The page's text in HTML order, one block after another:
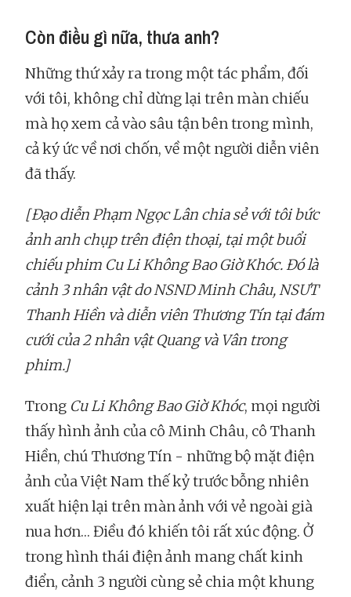
Còn điều gì nữa, thưa anh?
Những thứ xảy ra trong một tác phẩm, đối
với tôi, không chỉ dừng lại trên màn chiếu
mà họ xem cả vào sâu tận bên trong mình,
cả ký ức về nơi chốn, về một người diễn viên
đã thấy.
[Đạo diễn Phạm Ngọc Lân chia sẻ với tôi bức
ảnh anh chụp trên điện thoại, tại một buổi
chiếu phim Cu Li Không Bao Giờ Khóc. Đó là
cảnh 3 nhân vật do NSND Minh Châu, NSƯT
Thanh Hiền và diễn viên Thương Tín tại đám
cưới của 2 nhân vật Quang và Vân trong
phim.]
Trong Cu Li Không Bao Giờ Khóc, mọi người
thấy hình ảnh của cô Minh Châu, cô Thanh
Hiền, chú Thương Tín - những bộ mặt điện
ảnh của Việt Nam thế kỷ trước bỗng nhiên
xuất hiện lại trên màn ảnh với vẻ ngoài già
nua hơn… Điều đó khiến tôi rất xúc động. Ở
trong hình thái điện ảnh mang chất kinh
điển, cảnh 3 người cùng sẻ chia một khung